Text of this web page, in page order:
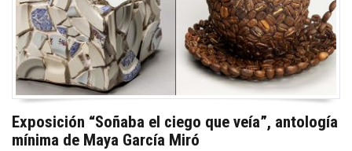
Exposición “Soñaba el ciego que veía”, antología
mínima de Maya García Miró